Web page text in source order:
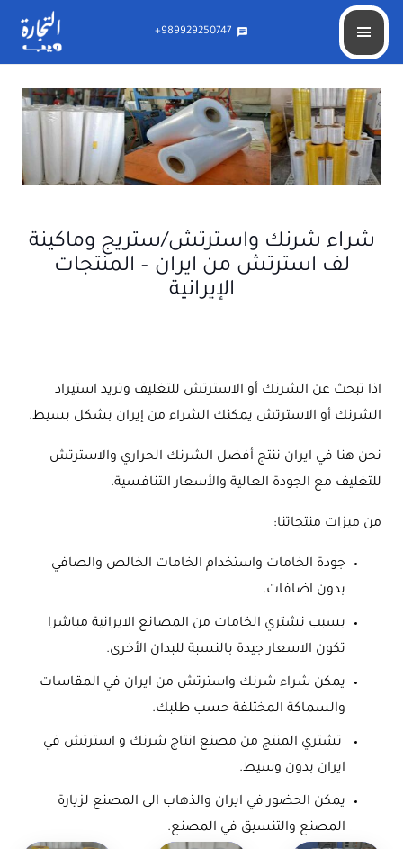
chat
989929250747+
شراء شرنك واسترتش/ستريج وماكينة
لف استرتش من ايران – المنتجات
الإيرانية
اذا تبحث عن الشرنك أو الاسترتش للتغليف وتريد استيراد
الشرنك أو الاسترتش يمكنك الشراء من إيران بشكل بسيط.
نحن هنا في ايران ننتج أفضل الشرنك الحراري والاسترتش
للتغليف مع الجودة العالية والأسعار التنافسية.
من ميزات منتجاتنا:
جودة الخامات واستخدام الخامات الخالص والصافي
بدون اضافات.
بسبب نشتري الخامات من المصانع الايرانية مباشرا
تكون الاسعار جيدة بالنسبة للبدان الأخرى.
يمكن شراء شرنك واسترتش من ايران في المقاسات
والسماكة المختلفة حسب طلبك.
تشتري المنتج من مصنع انتاج شرنك و استرتش في
ايران بدون وسيط.
يمكن الحضور في ايران والذهاب الى المصنع لزيارة
المصنع والتنسيق في المصنع.